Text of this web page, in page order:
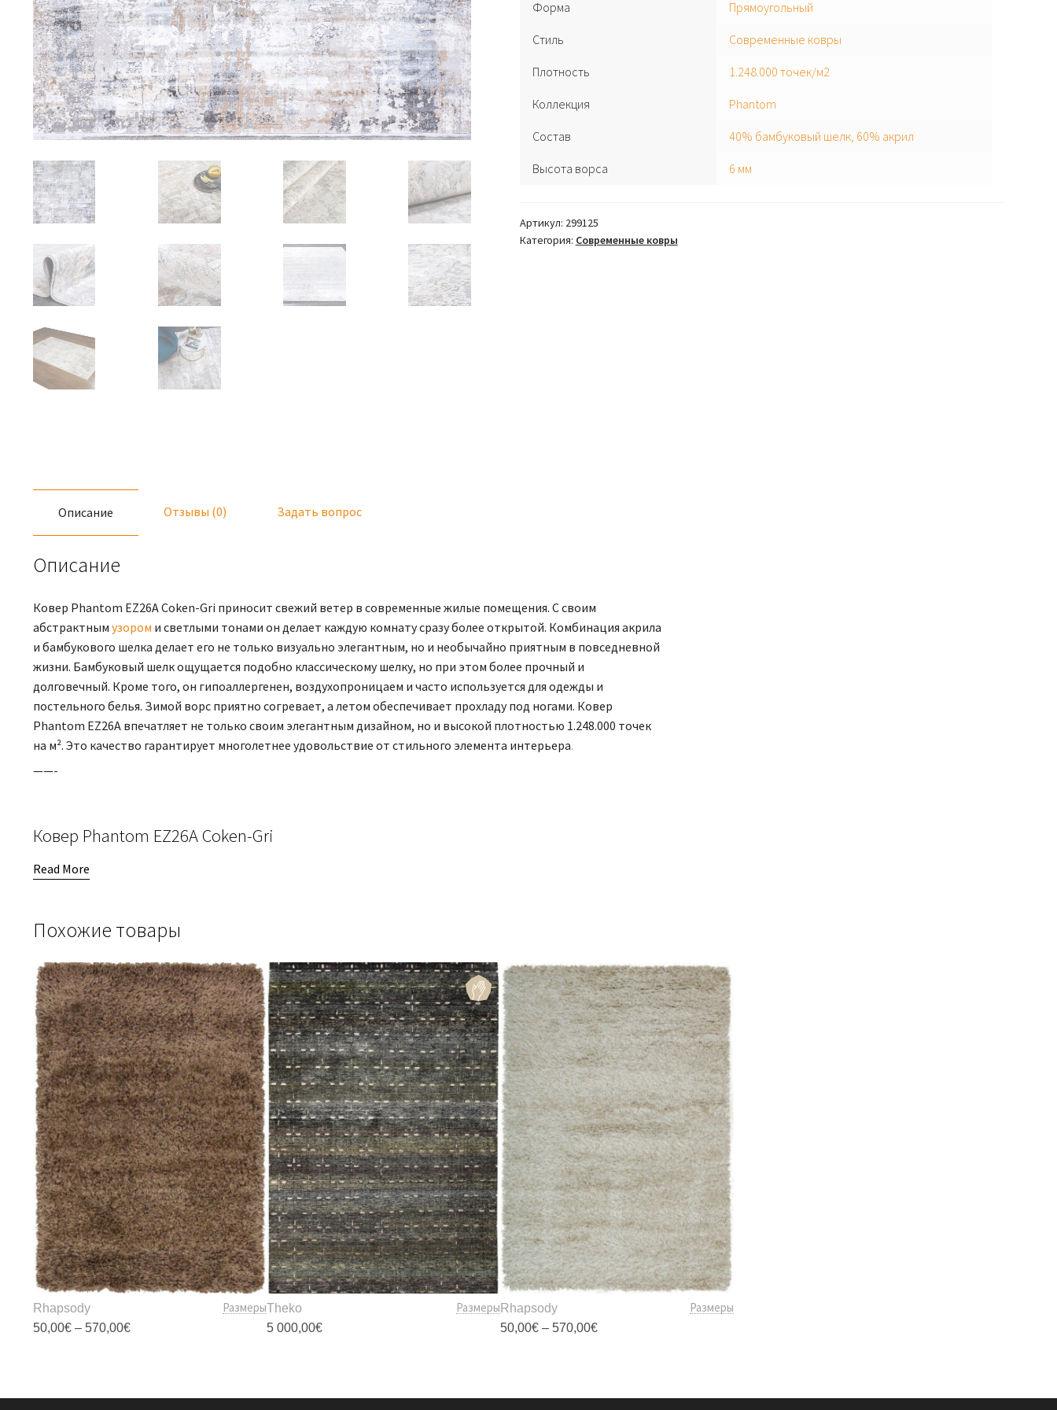
Форма Прямоугольный
Стиль Современные ковры
Плотность 1.248.000 точек/м2
Коллекция Phantom
Состав 40% бамбуковый шелк, 60% акрил
Высота ворса 6 мм
Артикул: 299125
Категория: Современные ковры
Описание Отзывы (0) Задать вопрос
Описание
Ковер Phantom EZ26A Coken-Gri приносит свежий ветер в современные жилые помещения. С своим
абстрактным узором и светлыми тонами он делает каждую комнату сразу более открытой. Комбинация акрила
и бамбукового шелка делает его не только визуально элегантным, но и необычайно приятным в повседневной
жизни. Бамбуковый шелк ощущается подобно классическому шелку, но при этом более прочный и
долговечный. Кроме того, он гипоаллергенен, воздухопроницаем и часто используется для одежды и
постельного белья. Зимой ворс приятно согревает, а летом обеспечивает прохладу под ногами. Ковер
Phantom EZ26A впечатляет не только своим элегантным дизайном, но и высокой плотностью 1.248.000 точек
на м². Это качество гарантирует многолетнее удовольствие от стильного элемента интерьера.
——-
Ковер Phantom EZ26A Coken-Gri
Read More
Похожие товары
Rhapsody Размеры
50,00€ – 570,00€Диапазон
Theko Размеры
5 000,00€
Rhapsody Размеры
50,00€ – 570,00€Диапазон